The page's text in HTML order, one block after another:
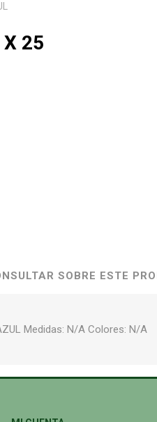
X 25
SOBRE ESTE
Medidas: N/A Colores: N/A